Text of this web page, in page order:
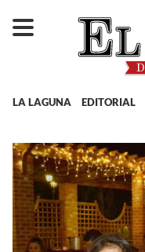
LA LAGUNA EDITORIAL